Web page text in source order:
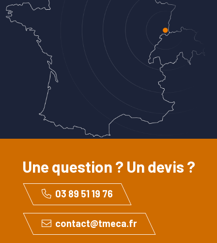
Une question ? Un devis ?
03 89 51 19 76
contact@tmeca.fr